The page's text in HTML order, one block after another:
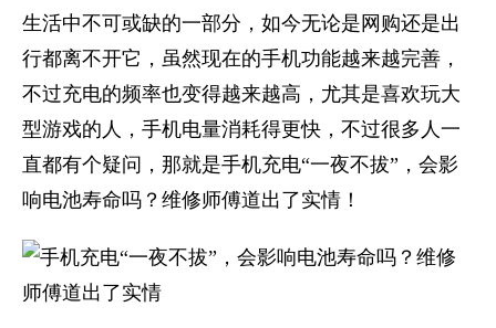
生活中不可或缺的一部分，如今无论是网购还是出
行都离不开它，虽然现在的手机功能越来越完善，
不过充电的频率也变得越来越高，尤其是喜欢玩大
型游戏的人，手机电量消耗得更快，不过很多人一
直都有个疑问，那就是手机充电“一夜不拔”，会影
响电池寿命吗？维修师傅道出了实情！